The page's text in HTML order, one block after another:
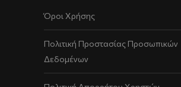
Όροι Χρήσης
Πολιτική Προστασίας Προσωπικών
Δεδομένων